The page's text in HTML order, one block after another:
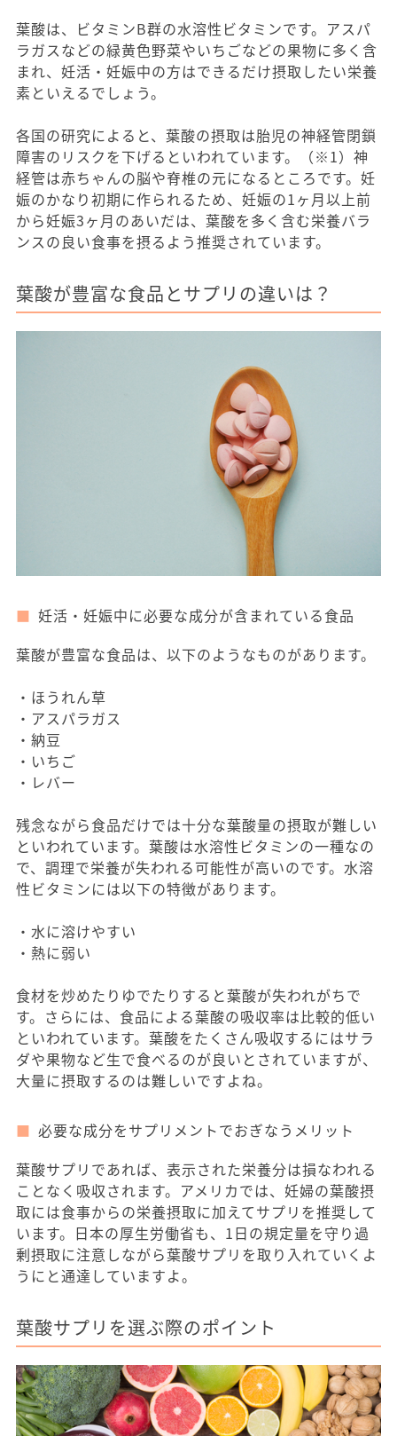
葉酸は、ビタミンB群の水溶性ビタミンです。アスパ
ラガスなどの緑黄色野菜やいちごなどの果物に多く含
まれ、妊活・妊娠中の方はできるだけ摂取したい栄養
素といえるでしょう。
各国の研究によると、葉酸の摂取は胎児の神経管閉鎖
障害のリスクを下げるといわれています。（※1）神
経管は赤ちゃんの脳や脊椎の元になるところです。妊
娠のかなり初期に作られるため、妊娠の1ヶ月以上前
から妊娠3ヶ月のあいだは、葉酸を多く含む栄養バラ
ンスの良い食事を摂るよう推奨されています。
葉酸が豊富な食品とサプリの違いは？
妊活・妊娠中に必要な成分が含まれている食品
葉酸が豊富な食品は、以下のようなものがあります。
・ほうれん草
・アスパラガス
・納豆
・いちご
・レバー
残念ながら食品だけでは十分な葉酸量の摂取が難しい
といわれています。葉酸は水溶性ビタミンの一種なの
で、調理で栄養が失われる可能性が高いのです。水溶
性ビタミンには以下の特徴があります。
・水に溶けやすい
・熱に弱い
食材を炒めたりゆでたりすると葉酸が失われがちで
す。さらには、食品による葉酸の吸収率は比較的低い
といわれています。葉酸をたくさん吸収するにはサラ
ダや果物など生で食べるのが良いとされていますが、
大量に摂取するのは難しいですよね。
必要な成分をサプリメントでおぎなうメリット
葉酸サプリであれば、表示された栄養分は損なわれる
ことなく吸収されます。アメリカでは、妊婦の葉酸摂
取には食事からの栄養摂取に加えてサプリを推奨して
います。日本の厚生労働省も、1日の規定量を守り過
剰摂取に注意しながら葉酸サプリを取り入れていくよ
うにと通達していますよ。
葉酸サプリを選ぶ際のポイント